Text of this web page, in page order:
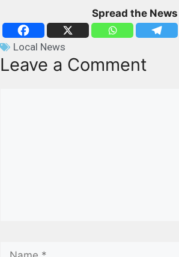
Spread the News
Local News
Leave a Comment